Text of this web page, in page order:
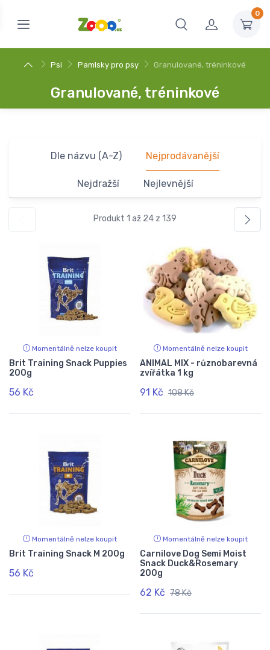
0
Psi Pamlsky pro psy Granulované, tréninkové
Granulované, tréninkové
Dle názvu (A-Z) Nejprodávanější
Nejdražší Nejlevnější
Produkt 1 až 24 z 139
Momentálně nelze koupit
Brit Training Snack Puppies
200g
56 Kč
Momentálně nelze koupit
ANIMAL MIX - různobarevná
zvířátka 1 kg
91 Kč 108 Kč
Momentálně nelze koupit
Brit Training Snack M 200g
56 Kč
Momentálně nelze koupit
Carnilove Dog Semi Moist
Snack Duck&Rosemary
200g
62 Kč 78 Kč